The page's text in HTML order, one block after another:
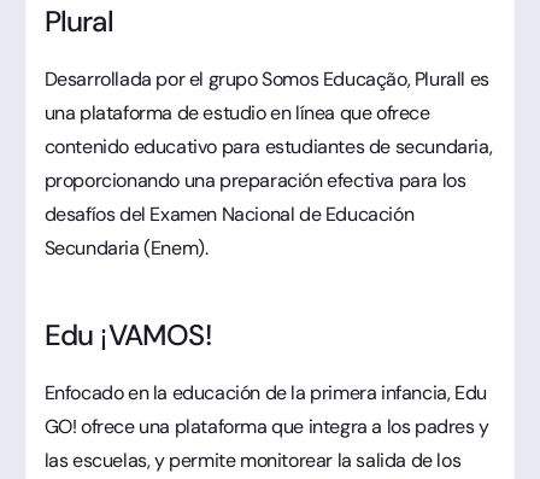
Plural
Desarrollada por el grupo Somos Educação, Plurall es
una plataforma de estudio en línea que ofrece
contenido educativo para estudiantes de secundaria,
proporcionando una preparación efectiva para los
desafíos del Examen Nacional de Educación
Secundaria (Enem).
Edu ¡VAMOS!
Enfocado en la educación de la primera infancia, Edu
GO! ofrece una plataforma que integra a los padres y
las escuelas, y permite monitorear la salida de los